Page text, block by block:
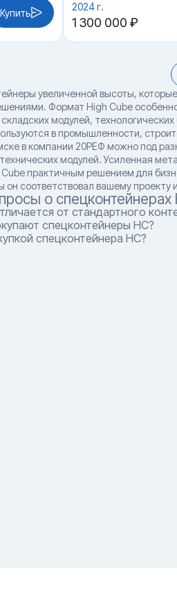
Купить 2024 г.
1 300 000 ₽
увеличенной высоты,
Формат High Cube
модулей,
в промышленности,
в компании 20РЕФ можно под
модулей. Усиленная
практичным решением для
соответствовал вашему проекту
о спецконтейнерах
от стандартного
спецконтейнеры HC?
спецконтейнера HC?